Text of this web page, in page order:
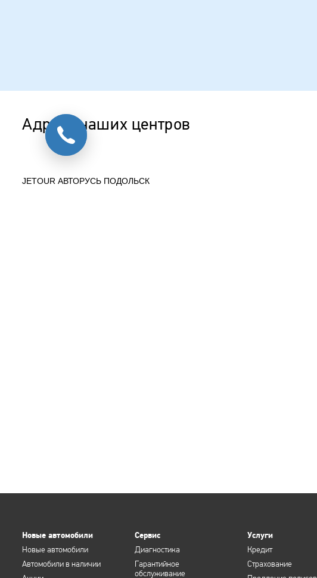
Адреса наших центров
JETOUR АВТОРУСЬ ПОДОЛЬСК
Новые автомобили
Новые автомобили
Автомобили в наличии
Сервис
Диагностика
Гарантийное
обслуживание
Услуги
Кредит
Страхование